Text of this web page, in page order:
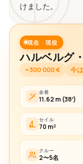
けました。
現在 · 現役
ハルベルグ
~300 000 € 今
全長
11.62 m (38′)
セイル
70 m²
クルー
2〜5名